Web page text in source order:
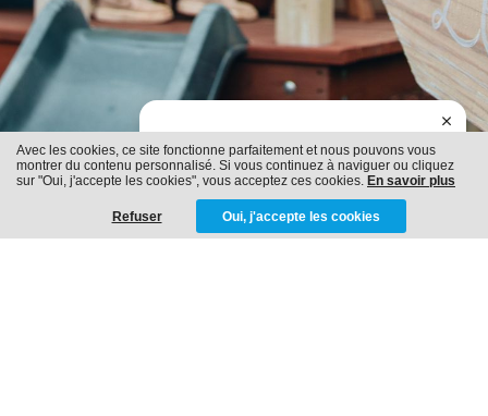
JE DEVIENS UN RÊVEUR
Avec les cookies, ce site fonctionne parfaitement et nous pouvons vous
montrer du contenu personnalisé. Si vous continuez à naviguer ou cliquez
sur "Oui, j'accepte les cookies", vous acceptez ces cookies. En savoir plus
Refuser Oui, j'accepte les cookies